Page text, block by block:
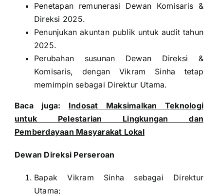
Penetapan remunerasi Dewan Komisaris &
Direksi 2025.
Penunjukan akuntan publik untuk audit tahun
2025.
Perubahan susunan Dewan Direksi &
Komisaris, dengan Vikram Sinha tetap
memimpin sebagai Direktur Utama.
Baca juga: Indosat Maksimalkan Teknologi
untuk Pelestarian Lingkungan dan
Pemberdayaan Masyarakat Lokal
Dewan Direksi Perseroan
Bapak Vikram Sinha sebagai Direktur
Utama;